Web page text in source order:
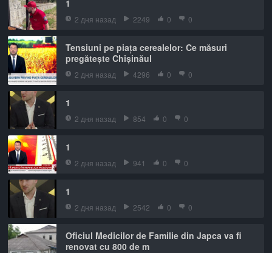
1
2 дня назад 2249 0 0
Tensiuni pe piața cerealelor: Ce măsuri
pregătește Chișinăul
2 дня назад 4296 0 0
1
2 дня назад 854 0 0
1
2 дня назад 941 0 0
1
2 дня назад 2542 0 0
Oficiul Medicilor de Familie din Japca va fi
renovat cu 800 de m